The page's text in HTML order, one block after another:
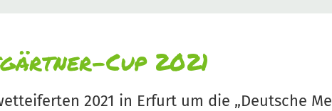
Cup 2021
2021 in Erfurt um die „Deutsche